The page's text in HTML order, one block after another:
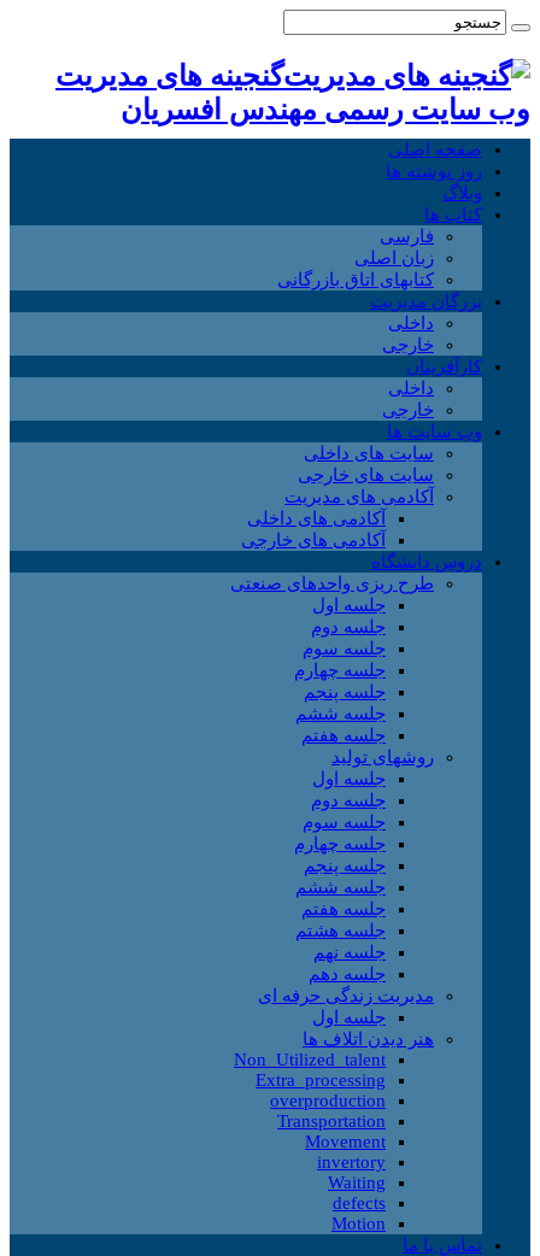
گنجینه های مدیریت
وب سایت رسمی مهندس افسریان
صفحه اصلی
روز نوشته ها
وبلاگ
کتاب ها
فارسی
زبان اصلی
کتابهای اتاق بازرگانی
بزرگان مدیریت
داخلی
خارجی
کارآفرینان
داخلی
خارجی
وب سایت ها
سایت های داخلی
سایت های خارجی
آکادمی های مدیریت
آکادمی های داخلی
آکادمی های خارجی
دروس دانشگاه
طرح ریزی واحدهای صنعتی
جلسه اول
جلسه دوم
جلسه سوم
جلسه چهارم
جلسه پنجم
جلسه ششم
جلسه هفتم
روشهای تولید
جلسه اول
جلسه دوم
جلسه سوم
جلسه چهارم
جلسه پنجم
جلسه ششم
جلسه هفتم
جلسه هشتم
جلسه نهم
جلسه دهم
مدیریت زندگی حرفه ای
جلسه اول
هنر دیدن اتلاف ها
Non_Utilized_talent
Extra_processing
overproduction
Transportation
Movement
invertory
Waiting
defects
Motion
تماس با ما